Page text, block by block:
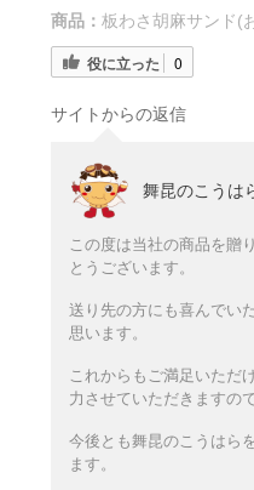
商品： 板わさ胡麻サンド(
役に立った 0
サイトからの返信
舞昆のこうは
この度は当社の商品を贈
とうございます。
送り先の方にも喜んでい
思います。
これからもご満足いただ
力させていただきますので
今後とも舞昆のこうはら
ます。